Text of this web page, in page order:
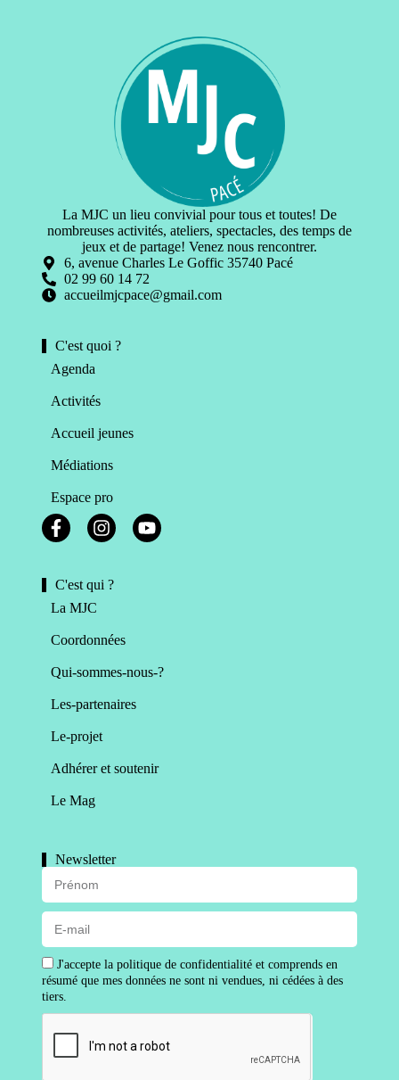
La MJC un lieu convivial pour tous et toutes! De
nombreuses activités, ateliers, spectacles, des temps de
jeux et de partage! Venez nous rencontrer.
6, avenue Charles Le Goffic 35740 Pacé
02 99 60 14 72
accueilmjcpace@gmail.com
C'est quoi ?
Agenda
Activités
Accueil jeunes
Médiations
Espace pro
C'est qui ?
La MJC
Coordonnées
Qui-sommes-nous-?
Les-partenaires
Le-projet
Adhérer et soutenir
Le Mag
Newsletter
J'accepte la politique de confidentialité et comprends en
résumé que mes données ne sont ni vendues, ni cédées à des
tiers.